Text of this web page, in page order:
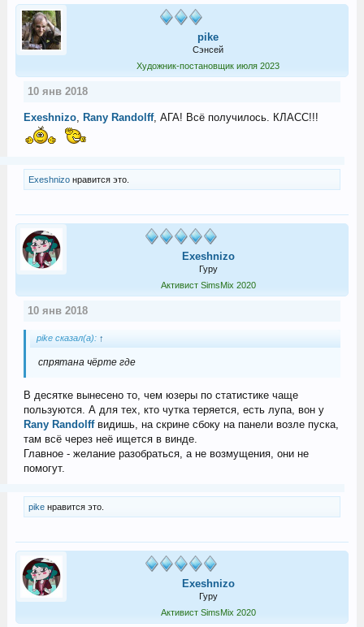
pike
Сэнсей
Художник-постановщик июля 2023
10 янв 2018
Exeshnizo, Rany Randolff, АГА! Всё получилось. КЛАСС!!!
Exeshnizoнравится это.
Exeshnizo
Гуру
Активист SimsMix 2020
10 янв 2018
pike сказал(а): ↑
спрятана чёрте где
В десятке вынесено то, чем юзеры по статистике чаще
пользуются. А для тех, кто чутка теряется, есть лупа, вон у
Rany Randolffвидишь, на скрине сбоку на панели возле пуска,
там всё через неё ищется в винде.
Главное - желание разобраться, а не возмущения, они не
помогут.
pikeнравится это.
Exeshnizo
Гуру
Активист SimsMix 2020